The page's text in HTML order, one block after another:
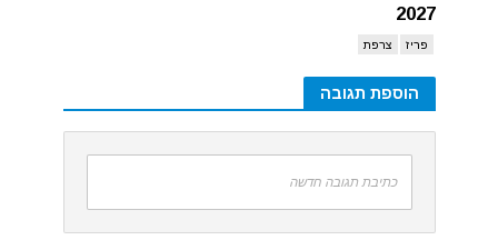
2027
פריז צרפת
הוספת תגובה
כתיבת תגובה חדשה